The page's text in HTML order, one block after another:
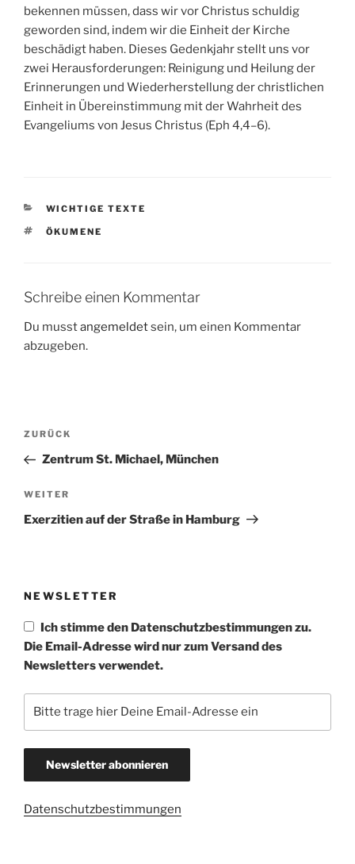
bekennen müssen, dass wir vor Christus schuldig
geworden sind, indem wir die Einheit der Kirche
beschädigt haben. Dieses Gedenkjahr stellt uns vor
zwei Herausforderungen: Reinigung und Heilung der
Erinnerungen und Wiederherstellung der christlichen
Einheit in Übereinstimmung mit der Wahrheit des
Evangeliums von Jesus Christus (Eph 4,4–6).
KATEGORIEN
WICHTIGE TEXTE
SCHLAGWÖRTER
ÖKUMENE
Schreibe einen Kommentar
Du musstangemeldetsein, um einen Kommentar
abzugeben.
Beitragsnavigation
Vorheriger
Beitrag
ZURÜCK
Zentrum St. Michael, München
Nächster
Beitrag
WEITER
Exerzitien auf der Straße in Hamburg
NEWSLETTER
Ich stimme den Datenschutzbestimmungen zu.
Die Email-Adresse wird nur zum Versand des
Newsletters verwendet.
Datenschutzbestimmungen